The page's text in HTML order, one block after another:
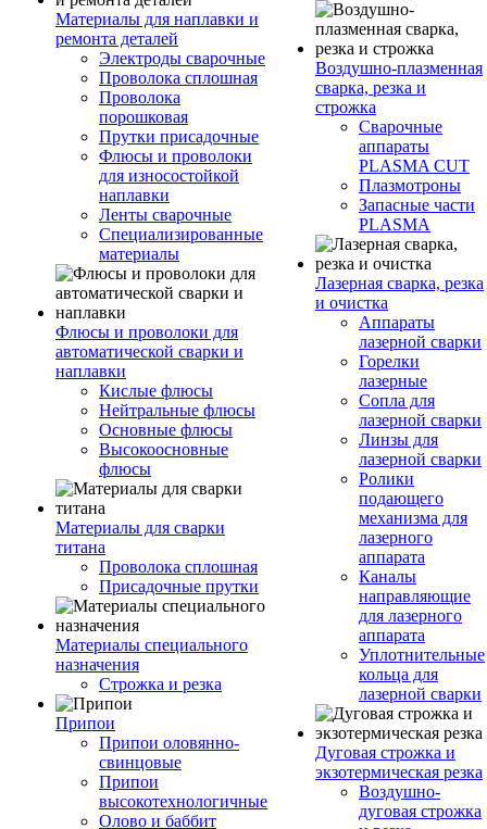
Материалы для наплавки и
ремонта деталей
Электроды сварочные
Проволока сплошная
Проволока
порошковая
Прутки присадочные
Флюсы и проволоки
для износостойкой
наплавки
Ленты сварочные
Специализированные
материалы
Флюсы и проволоки для
автоматической сварки и
наплавки
Кислые флюсы
Нейтральные флюсы
Основные флюсы
Высокоосновные
флюсы
Материалы для сварки
титана
Проволока сплошная
Присадочные прутки
Материалы специального
назначения
Строжка и резка
Припои
Припои оловянно-
свинцовые
Припои
высокотехнологичные
Олово и баббит
Воздушно-плазменная
сварка, резка и
строжка
Сварочные
аппараты
PLASMA CUT
Плазмотроны
Запасные части
PLASMA
Лазерная сварка, резка
и очистка
Аппараты
лазерной сварки
Горелки
лазерные
Сопла для
лазерной сварки
Линзы для
лазерной сварки
Ролики
подающего
механизма для
лазерного
аппарата
Каналы
направляющие
для лазерного
аппарата
Уплотнительные
кольца для
лазерной сварки
Дуговая строжка и
экзотермическая резка
Воздушно-
дуговая строжка